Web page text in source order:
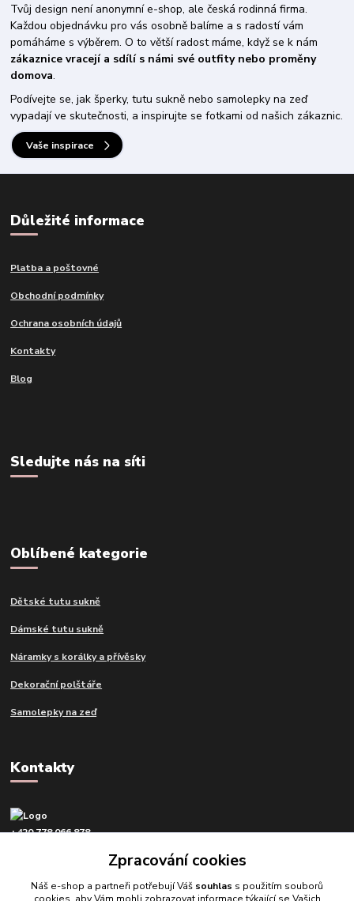
Tvůj design není anonymní e-shop, ale česká rodinná firma.
Každou objednávku pro vás osobně balíme a s radostí vám
pomáháme s výběrem. O to větší radost máme, když se k nám
zákaznice vracejí a sdílí s námi své outfity nebo proměny
domova.
Podívejte se, jak šperky, tutu sukně nebo samolepky na zeď
vypadají ve skutečnosti, a inspirujte se fotkami od našich zákaznic.
Vaše inspirace
Důležité informace
Platba a poštovné
Obchodní podmínky
Ochrana osobních údajů
Kontakty
Blog
Sledujte nás na síti
Oblíbené kategorie
Dětské tutu sukně
Dámské tutu sukně
Náramky s korálky a přívěsky
Dekorační polštáře
Samolepky na zeď
Kontakty
+420 778 066 878
Zpracování cookies
Náš e-shop a partneři potřebují Váš souhlas s použitím souborů
cookies, aby Vám mohli zobrazovat informace týkající se Vašich